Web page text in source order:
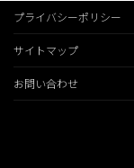
プライバシーポリシー
サイトマップ
お問い合わせ